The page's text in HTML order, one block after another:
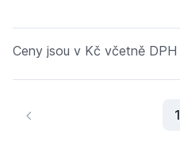
Ceny jsou v Kč včetně DPH
1